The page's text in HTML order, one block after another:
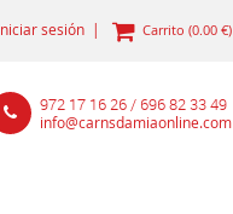
sesión | Carrito (0.00 €)
972 17 16 26 / 696 82 33 49
info@carnsdamiaonline.com